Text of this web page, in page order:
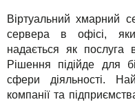
Віртуальний хмарний
сервера в офісі,
надається як послуга
Рішення підійде для
сфери діяльності.
компанії та